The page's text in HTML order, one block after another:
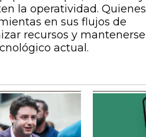
la operatividad. Quienes
en sus flujos de
recursos y mantenerse
actual.